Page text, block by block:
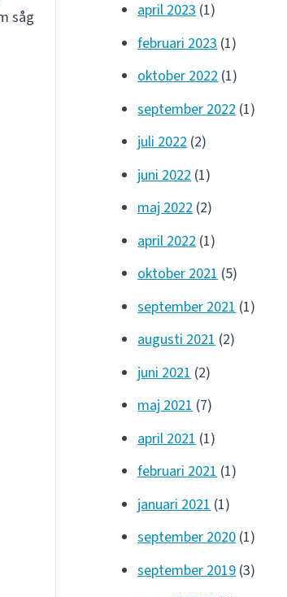
såg
april 2023(1)
februari 2023 (1)
oktober 2022(1)
september 2022 (1)
juli 2022(2)
juni 2022 (1)
maj 2022(2)
april 2022 (1)
oktober 2021(5)
september 2021 (1)
augusti 2021(2)
juni 2021 (2)
maj 2021(7)
april 2021 (1)
februari 2021(1)
januari 2021 (1)
september 2020(1)
september 2019 (3)